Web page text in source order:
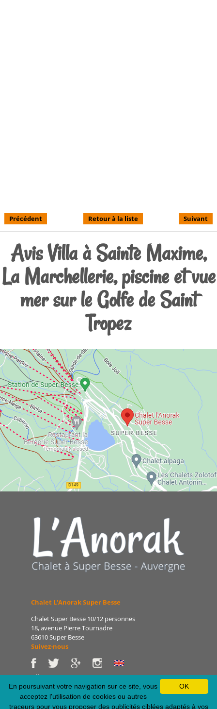
Précédent Retour à la liste Suivant
Avis Villa à Sainte Maxime,
La Marchellerie, piscine et vue
mer sur le Golfe de Saint
Tropez
Chalet L'Anorak Super Besse
Chalet Super Besse 10/12 personnes
18, avenue Pierre Tournadre
63610 Super Besse
Suivez-nous
Tél : 06 86 75 47 66
E-mail : patrice@lanorak.com
Site : www.lanorak.com
OK
En poursuivant votre navigation sur ce site, vous
acceptez l'utilisation de cookies ou autres
traceurs pour vous proposer des publicités ciblées adaptés à vos